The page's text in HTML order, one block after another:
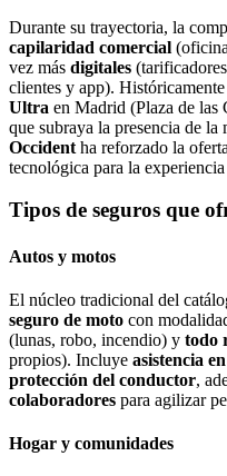
Durante su trayectoria, la
capilaridad comercial
vez más digitales
clientes y app).
Ultra en Madrid (Plaza de las
que subraya la presencia de
Occident ha reforzado la
tecnológica para la
Tipos de seguros que
Autos y motos
El núcleo tradicional del
seguro de moto con
(lunas, robo, incendio) y todo
propios). Incluye asistencia
protección del conductor,
colaboradores para agilizar
Hogar y comunidades